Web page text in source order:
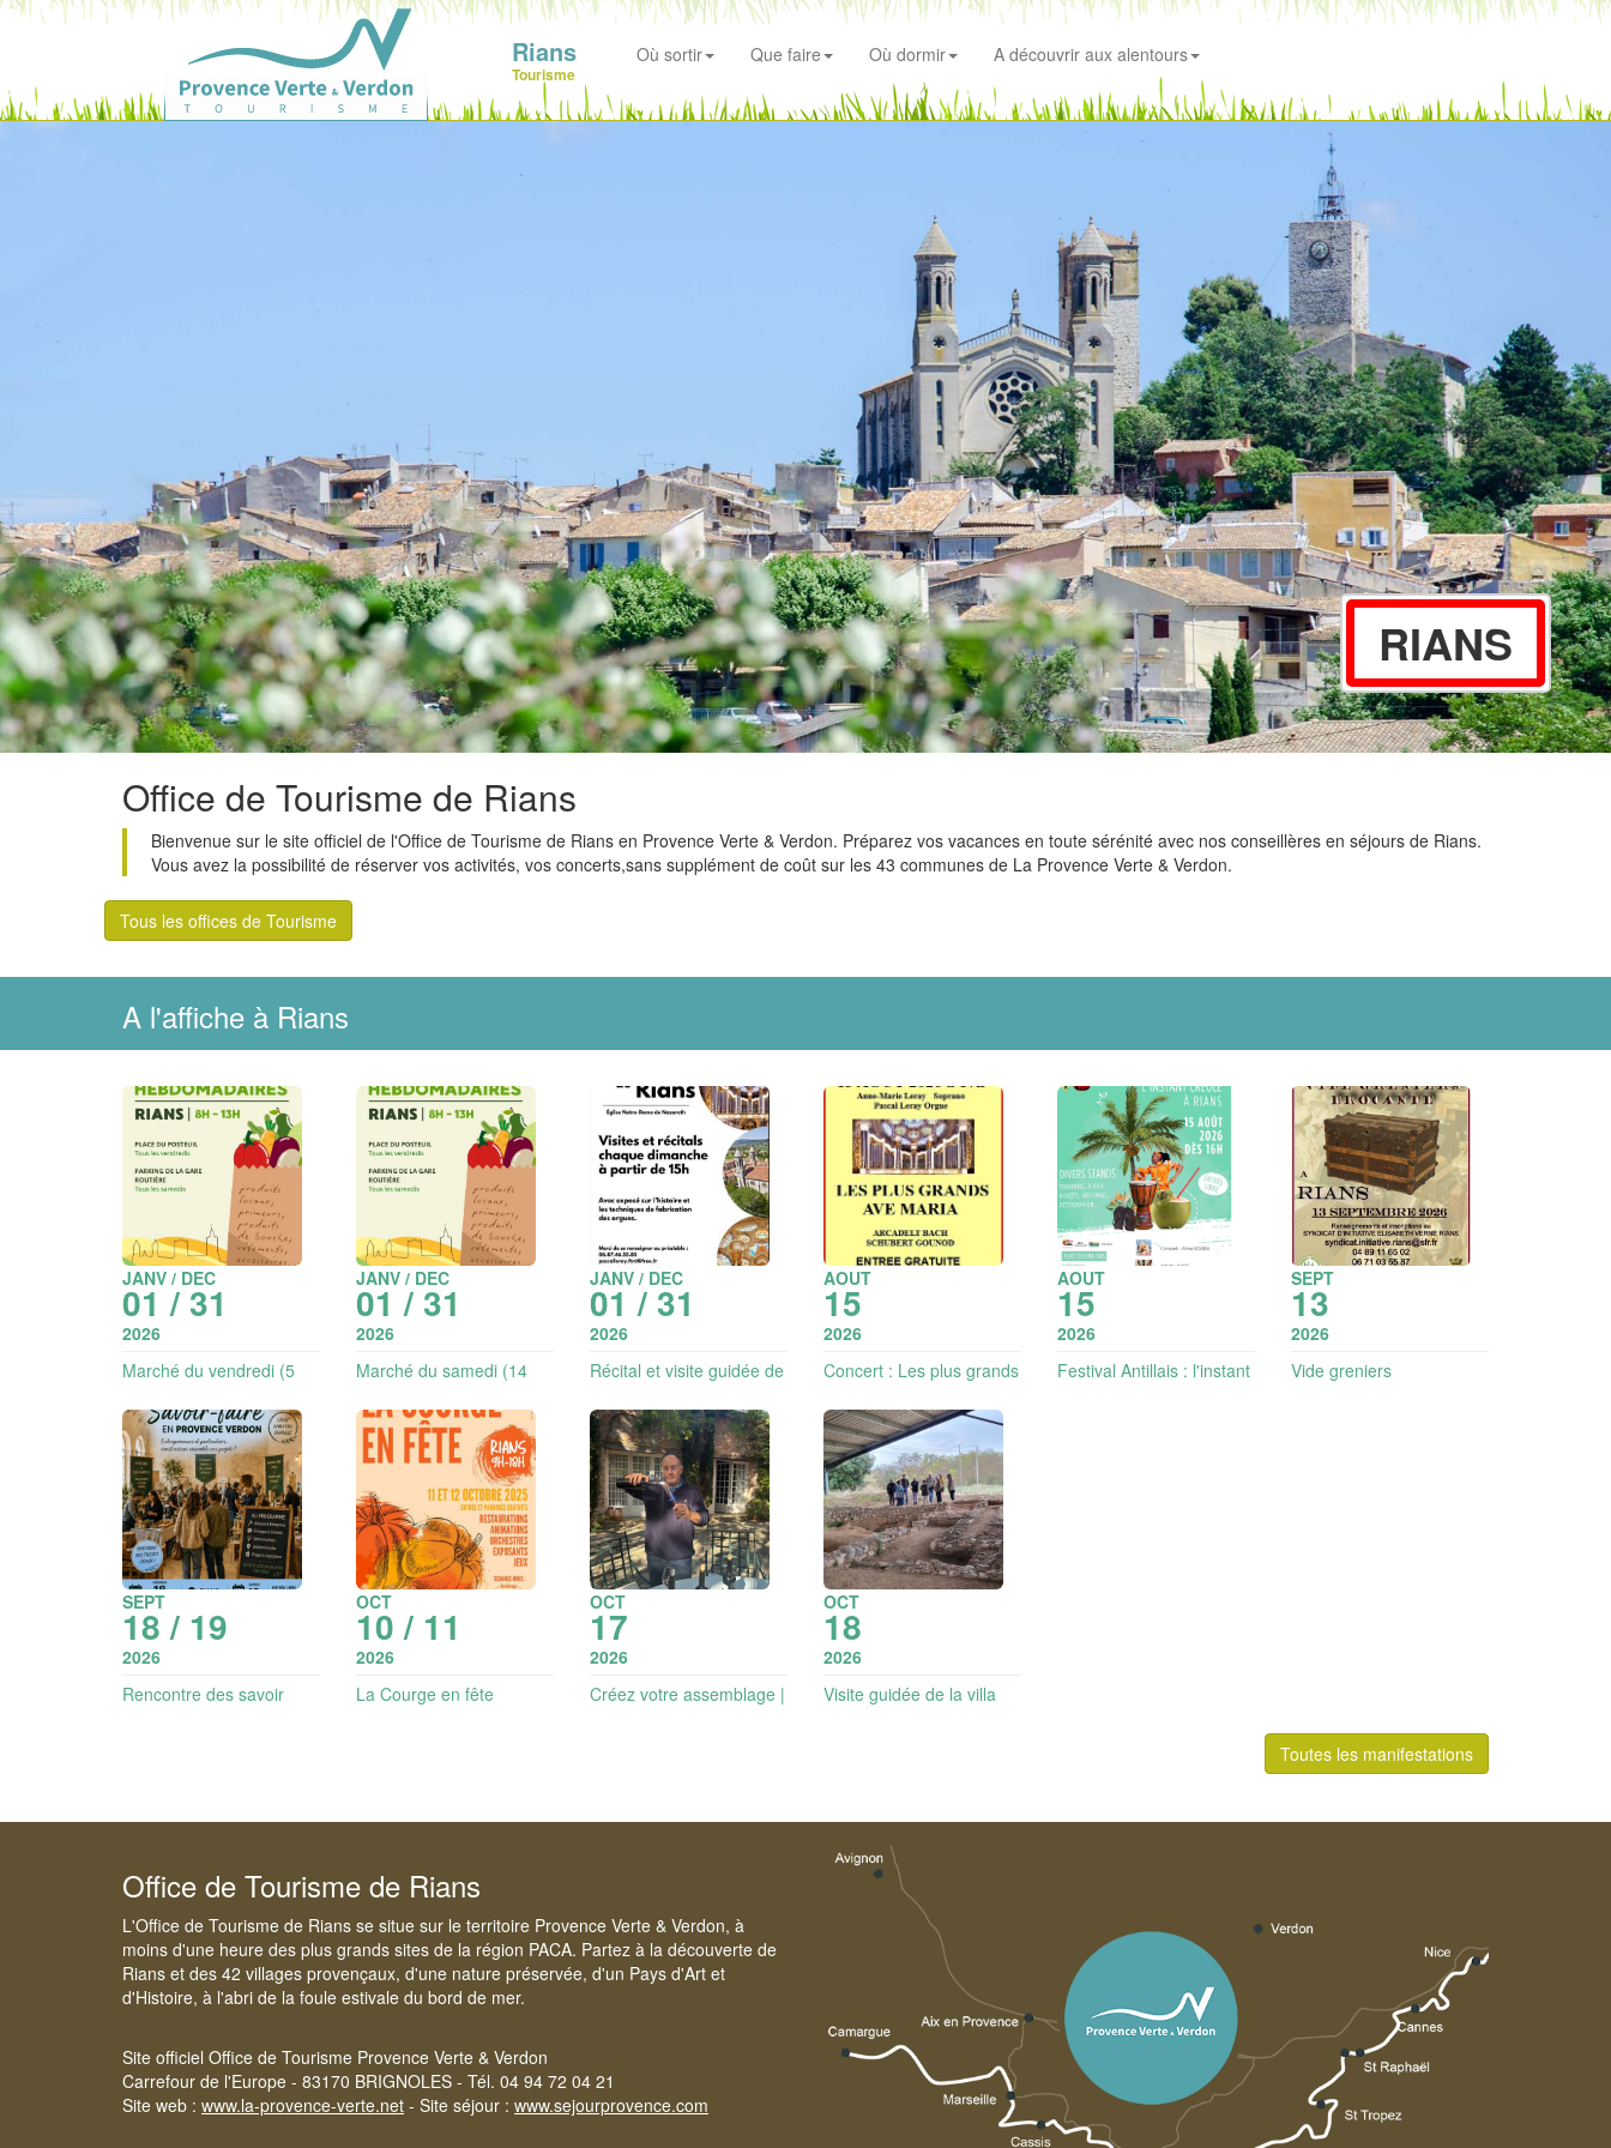
Rians
Tourisme
Où sortir Que faire Où dormir A découvrir aux alentours
RIANS
Office de Tourisme de Rians
Bienvenue sur le site officiel de l'Office de Tourisme de Rians en Provence Verte & Verdon. Préparez vos vacances en toute sérénité avec nos conseillères en séjours de Rians.
Vous avez la possibilité de réserver vos activités, vos concerts,sans supplément de coût sur les 43 communes de La Provence Verte & Verdon.
Tous les offices de Tourisme
A l'affiche à Rians
JANV / DEC
01 / 31
2026
Marché du vendredi (5
JANV / DEC
01 / 31
2026
Marché du samedi (14
JANV / DEC
01 / 31
2026
Récital et visite guidée de
AOUT
15
2026
Concert : Les plus grands
orgue
AOUT
15
2026
Festival Antillais : l'instant
SEPT
13
2026
Vide greniers
SEPT
18 / 19
2026
Rencontre des savoir
OCT
10 / 11
2026
La Courge en fête
OCT
17
2026
Créez votre assemblage |
OCT
18
2026
Visite guidée de la villa
Toutes les manifestations
Office de Tourisme de Rians
L'Office de Tourisme de Rians se situe sur le territoire Provence Verte & Verdon, à
moins d'une heure des plus grands sites de la région PACA. Partez à la découverte de
Rians et des 42 villages provençaux, d'une nature préservée, d'un Pays d'Art et
d'Histoire, à l'abri de la foule estivale du bord de mer.
Site officiel Office de Tourisme Provence Verte & Verdon
Carrefour de l'Europe - 83170 BRIGNOLES - Tél. 04 94 72 04 21
Site web : www.la-provence-verte.net - Site séjour : www.sejourprovence.com